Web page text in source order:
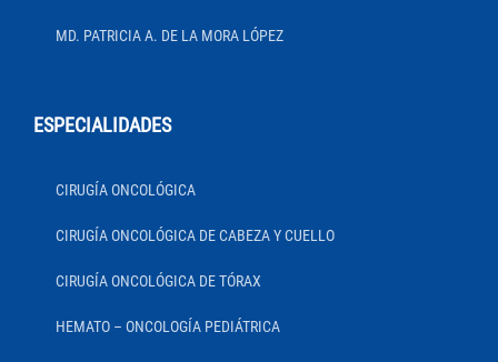
MD. PATRICIA A. DE LA MORA LÓPEZ
ESPECIALIDADES
CIRUGÍA ONCOLÓGICA
CIRUGÍA ONCOLÓGICA DE CABEZA Y CUELLO
CIRUGÍA ONCOLÓGICA DE TÓRAX
HEMATO – ONCOLOGÍA PEDIÁTRICA